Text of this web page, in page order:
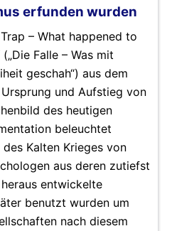
erfunden wurden
– What happened to
Falle – Was mit
geschah“) aus dem
und Aufstieg von
des heutigen
beleuchtet
Kalten Krieges von
aus deren zutiefst
entwickelte
benutzt wurden um
nach diesem